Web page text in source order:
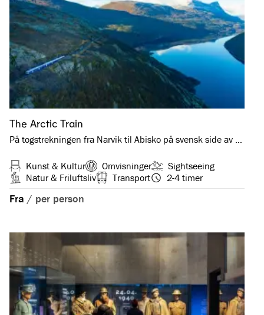
The Arctic Train
På togstrekningen fra Narvik til Abisko på svensk side av …
Kunst & Kultur Omvisninger
Sightseeing
Natur & Friluftsliv
Transport 2-4 timer
Fra / per person